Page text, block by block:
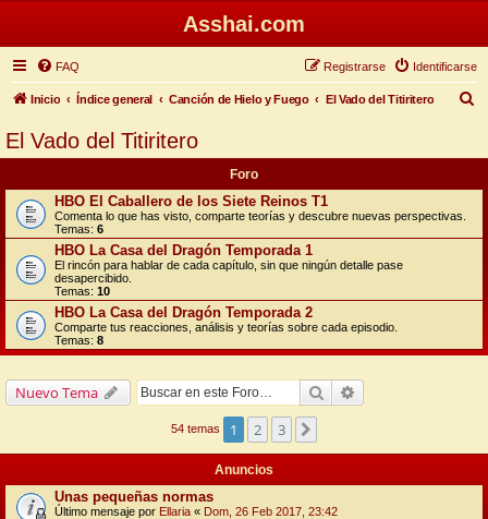
Asshai.com
FAQ Identificarse
Registrarse
Inicio Índice general Canción de Hielo y Fuego El Vado del Titiritero
El Vado del Titiritero
Foro
HBO El Caballero de los Siete Reinos T1
Comenta lo que has visto, comparte teorías y descubre nuevas perspectivas.
Temas: 6
HBO La Casa del Dragón Temporada 1
El rincón para hablar de cada capítulo, sin que ningún detalle pase
desapercibido.
Temas: 10
HBO La Casa del Dragón Temporada 2
Comparte tus reacciones, análisis y teorías sobre cada episodio.
Temas: 8
Nuevo Tema Buscar
54 temas 1 2 3
Anuncios
Unas pequeñas normas
Último mensaje por Ellaria « Dom, 26 Feb 2017, 23:42